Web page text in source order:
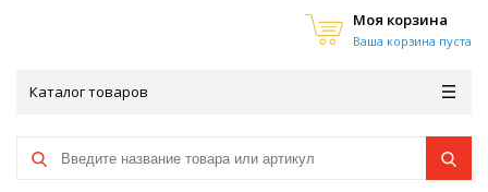
Моя корзина
Ваша корзина пуста
Каталог товаров